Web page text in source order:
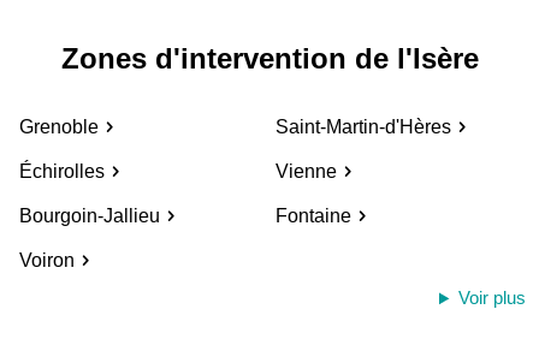
Zones d'intervention de l'Isère
Grenoble Saint-Martin-d'Hères
Échirolles Vienne
Bourgoin-Jallieu Fontaine
Voiron
Voir plus